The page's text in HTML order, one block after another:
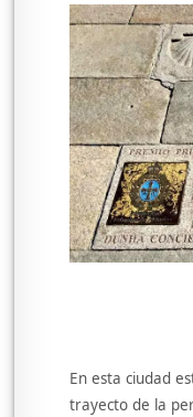
En esta ciudad
trayecto de la